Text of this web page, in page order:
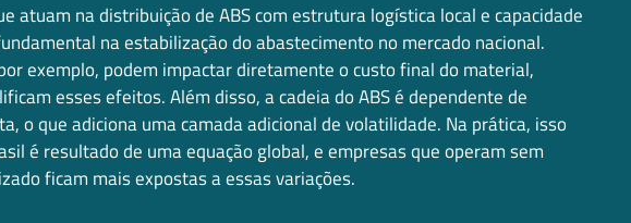
atuam na distribuição de ABS com estrutura logística local e capacidade
na estabilização do abastecimento no mercado nacional.
exemplo, podem impactar diretamente o custo final do material,
esses efeitos. Além disso, a cadeia do ABS é dependente de
o que adiciona uma camada adicional de volatilidade. Na prática, isso
é resultado de uma equação global, e empresas que operam sem
ficam mais expostas a essas variações.